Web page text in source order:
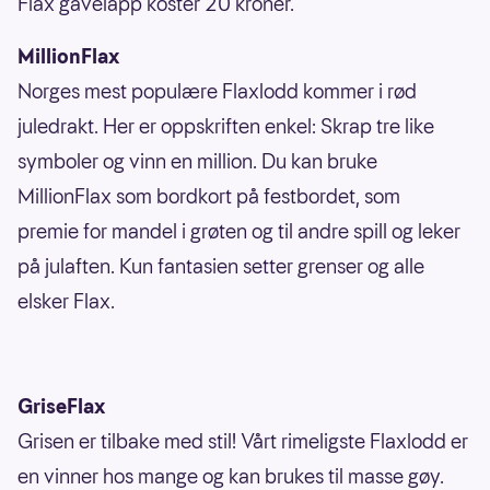
MillionFlax
Norges mest populære Flaxlodd kommer i rød
juledrakt. Her er oppskriften enkel: Skrap tre like
symboler og vinn en million. Du kan bruke
MillionFlax som bordkort på festbordet, som
premie for mandel i grøten og til andre spill og leker
på julaften. Kun fantasien setter grenser og alle
elsker Flax.
GriseFlax
Grisen er tilbake med stil! Vårt rimeligste Flaxlodd er
en vinner hos mange og kan brukes til masse gøy.